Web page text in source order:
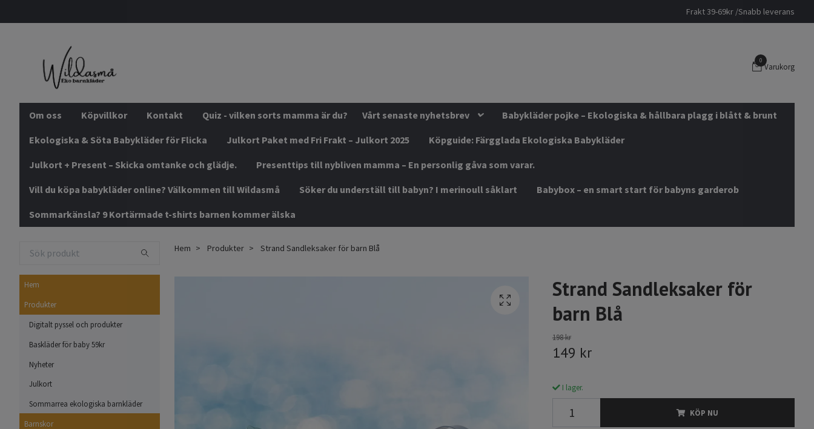
Frakt 39-69kr /Snabb leverans
0
Varukorg
Om oss Köpvillkor Kontakt Quiz - vilken sorts mamma är du? Vårt senaste nyhetsbrev Babykläder pojke – Ekologiska & hållbara plagg i blått & brunt
Ekologiska & Söta Babykläder för Flicka Julkort Paket med Fri Frakt – Julkort 2025 Köpguide: Färgglada Ekologiska Babykläder
Julkort + Present – Skicka omtanke och glädje. Presenttips till nybliven mamma – En personlig gåva som varar.
Vill du köpa babykläder online? Välkommen till Wildasmå Söker du underställ till babyn? I merinoull såklart Babybox – en smart start för babyns garderob
Sommarkänsla? 9 Kortärmade t-shirts barnen kommer älska
Hem
Produkter
Digitalt pyssel och produkter
Baskläder för baby 59kr
Nyheter
Julkort
Sommarrea ekologiska barnkläder
Barnskor
Hem Produkter Strand Sandleksaker för barn Blå
Strand Sandleksaker för
barn Blå
198 kr
149 kr
I lager.
KÖP NU